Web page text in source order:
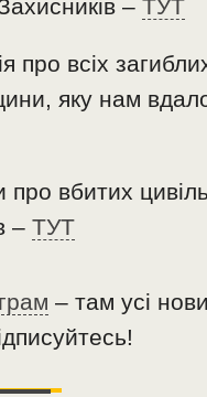
–ТУТ
про всіх
яку нам
про вбитих
–ТУТ
– там усі